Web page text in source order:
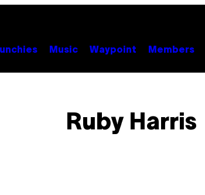
Music Waypoint Members
Ruby Harris